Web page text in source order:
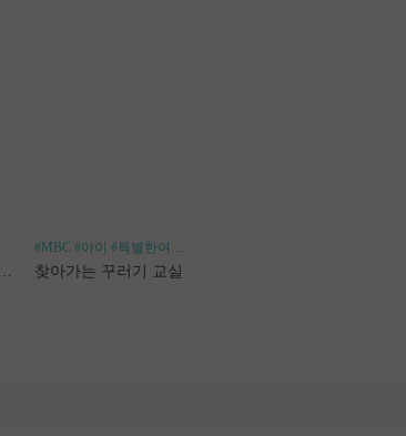
#MBC #아이 #특별한여행
찾아가는 꾸러기 교실